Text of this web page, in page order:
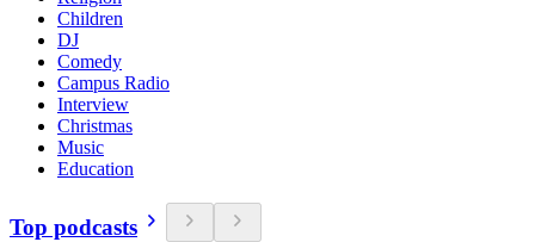
Children
DJ
Comedy
Campus Radio
Interview
Christmas
Music
Education
Top podcasts